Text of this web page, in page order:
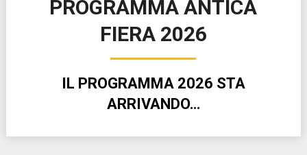
PROGRAMMA ANTICA
FIERA 2026
IL PROGRAMMA 2026 STA
ARRIVANDO…